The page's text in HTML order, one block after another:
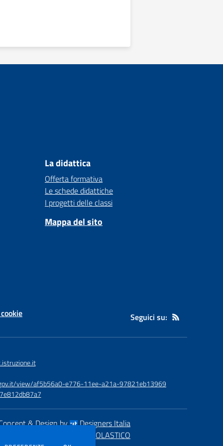
La didattica
Offerta formativa
Le schede didattiche
I progetti delle classi
Mappa del sito
Seguici su:
view/af5b56a0-e776-11ee-a21a-97821eb13969
& Design by
Designers Italia
SCUOLASTICO